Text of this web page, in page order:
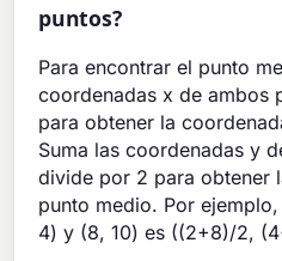
puntos?
Para encontrar el punto
coordenadas x de ambos
para obtener la
Suma las coordenadas y
divide por 2 para obtener
punto medio. Por
4) y (8, 10) es ((2+8)/2,